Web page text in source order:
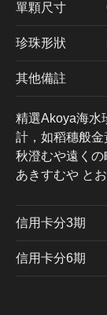
單顆尺寸
珍珠形狀
其他備註
精選Akoya海水
計，如稻穗般金
秋澄むや遠く
あきすむや と
信用卡分3期
信用卡分6期